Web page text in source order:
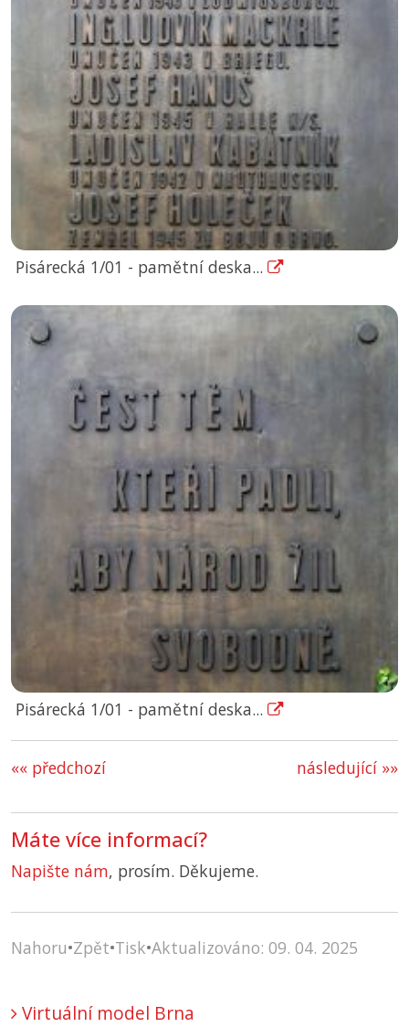
Pisárecká 1/01 - pamětní deska...
Pisárecká 1/01 - pamětní deska...
«« předchozí následující »»
Máte více informací?
Napište nám, prosím. Děkujeme.
Nahoru•Zpět•Tisk•Aktualizováno: 09. 04. 2025
Virtuální model Brna